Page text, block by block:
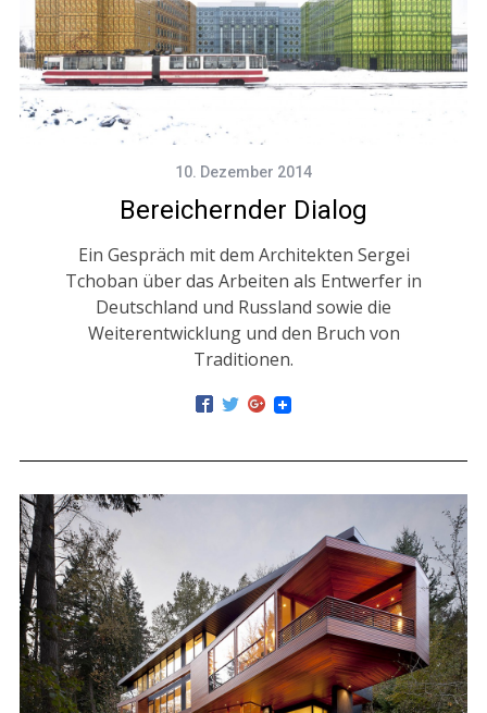
10. Dezember 2014
Bereichernder Dialog
Ein Gespräch mit dem Architekten Sergei
Tchoban über das Arbeiten als Entwerfer in
Deutschland und Russland sowie die
Weiterentwicklung und den Bruch von
Traditionen.